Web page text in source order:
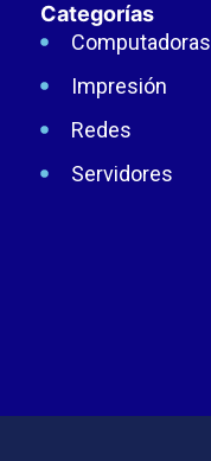
Categorías
Computadoras
Impresión
Redes
Servidores